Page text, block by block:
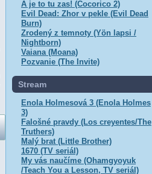
A je to tu zas! (Cocorico 2)
Evil Dead: Zhor v pekle (Evil Dead
Burn)
Zrodený z temnoty (Yön lapsi /
Nightborn)
Vaiana (Moana)
Pozvanie (The Invite)
Stream
Enola Holmesová 3 (Enola Holmes
3)
Falošné pravdy (Los creyentes/The
Truthers)
Malý brat (Little Brother)
1670 (TV seriál)
My vás naučíme (Ohamgyoyuk
/Teach You a Lesson, TV seriál)